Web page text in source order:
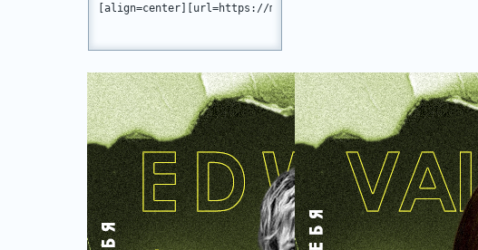
[align=center][url=https://miamiclub.ru][img]https://